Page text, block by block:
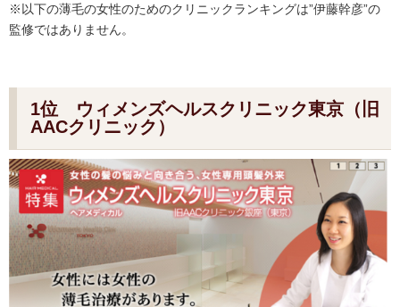
※以下の薄毛の女性のためのクリニックランキングは”伊藤幹彦”の
監修ではありません。
1位 ウィメンズヘルスクリニック東京（旧
AACクリニック）